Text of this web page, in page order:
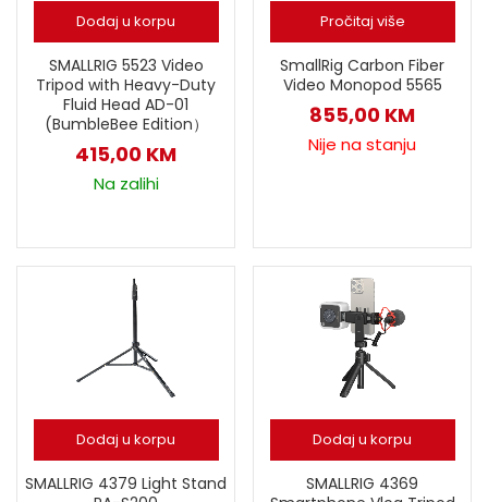
Dodaj u korpu
SMALLRIG 5523 Video
Tripod with Heavy-Duty
Fluid Head AD-01
(BumbleBee Edition）
415,00 KM
Na zalihi
Pročitaj više
SmallRig Carbon Fiber
Video Monopod 5565
855,00 KM
Nije na stanju
Dodaj u korpu
SMALLRIG 4379 Light Stand
Dodaj u korpu
SMALLRIG 4369